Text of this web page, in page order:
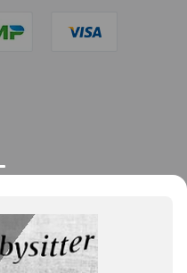
Андроньевская, д. 17